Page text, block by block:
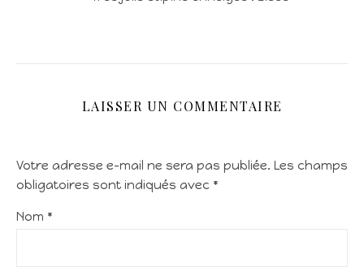
LAISSER UN COMMENTAIRE
Votre adresse e-mail ne sera pas publiée. Les champs
obligatoires sont indiqués avec *
Nom *